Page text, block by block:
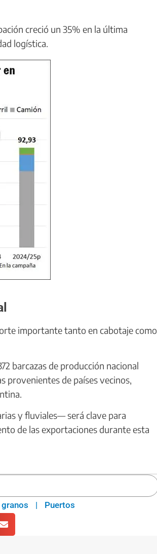
creció un 35% en la última
logística.
importante tanto en cabotaje como
barcazas de producción nacional
provenientes de países vecinos,
y fluviales— será clave para
de las exportaciones durante esta
| Puertos